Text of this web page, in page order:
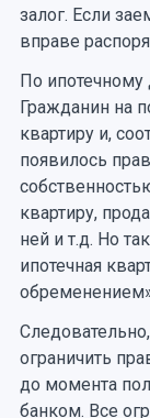
залог. Если
вправе
По ипотечному
Гражданин на
квартиру и,
появилось
квартиру,
ней и т.д. Но
ипотечная
ограничить
до момента
банком. Все